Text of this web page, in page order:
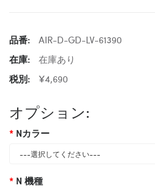
品番:
AIR-D-GD-LV-61390
在庫:
在庫あり
税別:
¥4,690
オプション:
Nカラー
N 機種